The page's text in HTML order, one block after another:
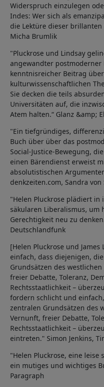
Widerspruch einzulegen
Indes: Wer sich als
die Lektüre dieser
Micha Brumlik
"Pluckrose und Lindsay
angewandter
kenntnisreicher Beitrag
kulturwissenschaftlichen
Sie decken die teils
Universitäten auf, die
Atem halten.“ Glanz &amp;
"Ein tiefgründiges,
Buch über über das
Social-Justice-Bewegung,
einen Bärendienst erweist
absolutistischen
denkzeiten.com, Sandra von
"Helen Pluckrose plädiert in
säkularen Liberalismus, um
Gerechtigkeit neu zu
Deutschlandfunk
[Helen Pluckrose und
einfach, dass diejenigen,
Grundsätzen des
freier Debatte, Toleranz,
Rechtsstaatlichkeit –
fordern schlicht und
zentralen Grundsätzen des
Vernunft, freier Debatte,
Rechtsstaatlichkeit –
eintreten." Simon Jenkins,
"Helen Pluckrose, eine
ein mutiges und wichtiges
Paragraph